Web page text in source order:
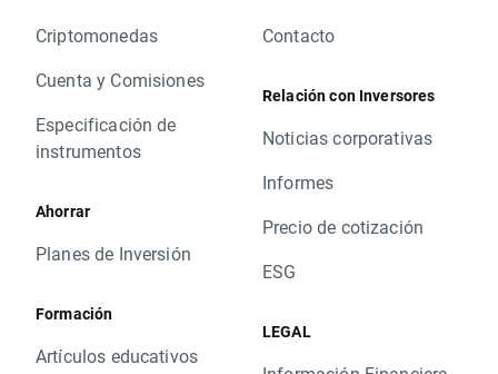
Criptomonedas
Cuenta y Comisiones
Especificación de
instrumentos
Ahorrar
Planes de Inversión
Formación
Artículos educativos
Contacto
Relación con Inversores
Noticias corporativas
Informes
Precio de cotización
ESG
LEGAL